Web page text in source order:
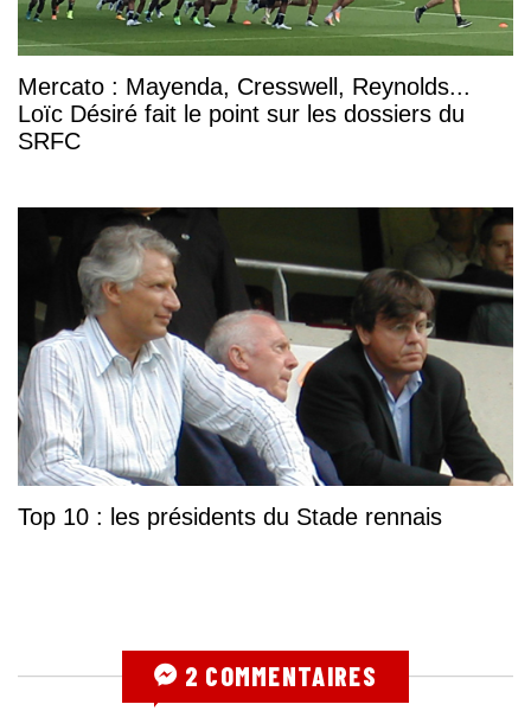
Mercato : Mayenda, Cresswell, Reynolds...
Loïc Désiré fait le point sur les dossiers du
SRFC
Top 10 : les présidents du Stade rennais
2 COMMENTAIRES